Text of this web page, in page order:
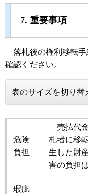
7. 重要事項
落札後の権利移転手
確認ください。
表のサイズを切り替
危険
負担
売払代
札者に移
生した財
害の負担
瑕疵